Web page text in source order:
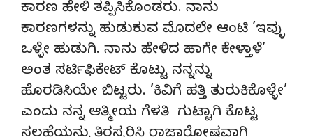
ಕಾರಣ ಹೇಳಿ ತಪ್ಪಿಸಿಕೊಂಡರು. ನಾನು
ಕಾರಣಗಳನ್ನು ಹುಡುಕುವ ಮೊದಲೇ ಆಂಟಿ ’ಇವ್ಳು
ಒಳ್ಳೇ ಹುಡುಗಿ. ನಾನು ಹೇಳಿದ ಹಾಗೇ ಕೇಳ್ತಾಳೆ’
ಅಂತ ಸರ್ಟಿಫಿಕೇಟ್ ಕೊಟ್ಟು ನನ್ನನ್ನು
ಹೊರಡಿಸಿಯೇ ಬಿಟ್ಟರು. ’ಕಿವಿಗೆ ಹತ್ತಿ ತುರುಕಿಕೊಳ್ಳೇ’
ಎಂದು ನನ್ನ ಆತ್ಮೀಯ ಗೆಳತಿ ಗುಟ್ಟಾಗಿ ಕೊಟ್ಟ